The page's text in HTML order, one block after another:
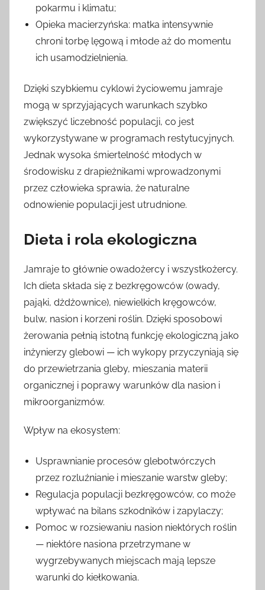
pokarmu i klimatu;
Opieka macierzyńska: matka intensywnie
chroni torbę lęgową i młode aż do momentu
ich usamodzielnienia.
Dzięki szybkiemu cyklowi życiowemu jamraje
mogą w sprzyjających warunkach szybko
zwiększyć liczebność populacji, co jest
wykorzystywane w programach restytucyjnych.
Jednak wysoka śmiertelność młodych w
środowisku z drapieżnikami wprowadzonymi
przez człowieka sprawia, że naturalne
odnowienie populacji jest utrudnione.
Dieta i rola ekologiczna
Jamraje to głównie owadożercy i wszystkożercy.
Ich dieta składa się z bezkręgowców (owady,
pająki, dżdżownice), niewielkich kręgowców,
bulw, nasion i korzeni roślin. Dzięki sposobowi
żerowania pełnią istotną funkcję ekologiczną jako
inżynierzy glebowi — ich wykopy przyczyniają się
do przewietrzania gleby, mieszania materii
organicznej i poprawy warunków dla nasion i
mikroorganizmów.
Wpływ na ekosystem:
Usprawnianie procesów glebotwórczych
przez rozluźnianie i mieszanie warstw gleby;
Regulacja populacji bezkręgowców, co może
wpływać na bilans szkodników i zapylaczy;
Pomoc w rozsiewaniu nasion niektórych roślin
— niektóre nasiona przetrzymane w
wygrzebywanych miejscach mają lepsze
warunki do kiełkowania.